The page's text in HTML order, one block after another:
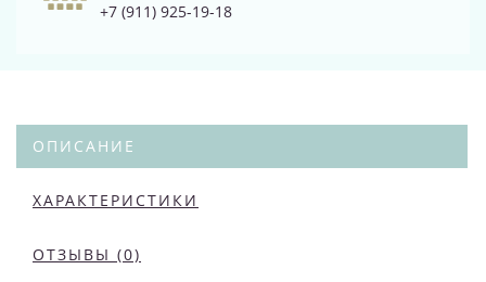
+7 (911) 925-19-18
ОПИСАНИЕ
ХАРАКТЕРИСТИКИ
ОТЗЫВЫ (0)